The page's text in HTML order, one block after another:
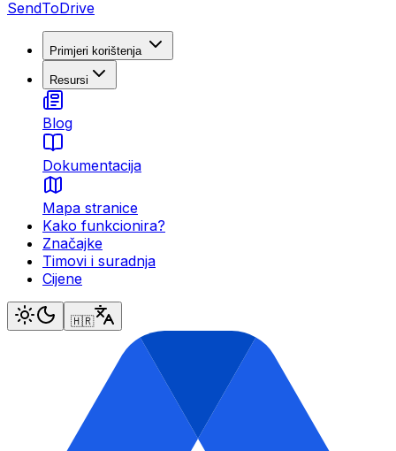
SendToDrive
Primjeri korištenja
Resursi
Blog
Dokumentacija
Mapa stranice
Kako funkcionira?
Značajke
Timovi i suradnja
Cijene
🇭🇷